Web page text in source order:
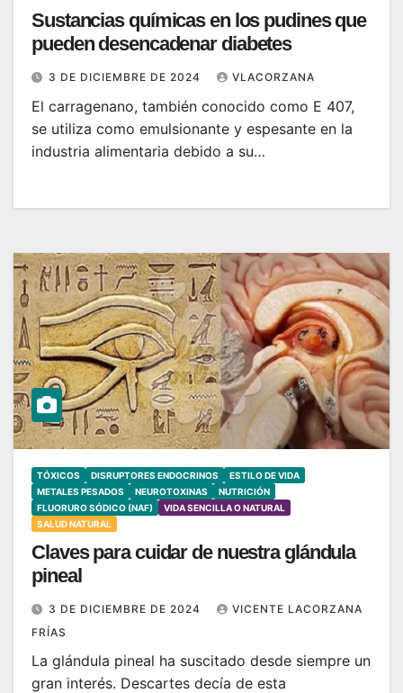
Sustancias químicas en los pudines ​​que
pueden desencadenar diabetes
3 DE DICIEMBRE DE 2024 VLACORZANA
El carragenano, también conocido como E 407,
se utiliza como emulsionante y espesante en la
industria alimentaria debido a su…
TÓXICOS DISRUPTORES ENDOCRINOS
ESTILO DE VIDA
METALES PESADOS
NEUROTOXINAS
NUTRICIÓN
FLUORURO SÓDICO (NAF)
VIDA SENCILLA O NATURAL
SALUD NATURAL
Claves para cuidar de nuestra glándula
pineal
3 DE DICIEMBRE DE 2024
VICENTE LACORZANA
FRÍAS
La glándula pineal ha suscitado desde siempre un
gran interés. Descartes decía de esta